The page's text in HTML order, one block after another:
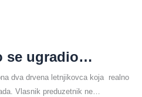
se ugradio…
dva drvena letnjikovca koja realno
Vlasnik preduzetnik ne…